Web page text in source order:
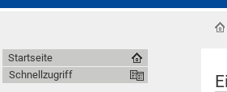
Startseite
Schnellzugriff